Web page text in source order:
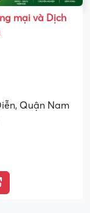
mại và Dịch
Quận Nam